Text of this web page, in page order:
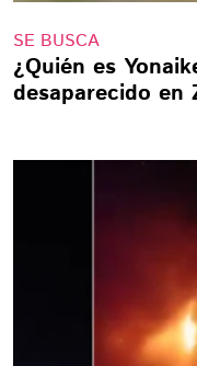
SE BUSCA
¿Quién es
desaparecido en